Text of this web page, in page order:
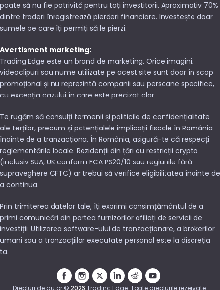
poate să nu fie potrivită pentru toți investitorii. Aproximativ 70%
dintre traderi înregistrează pierderi financiare. Investește doar
sumele pe care îți permiți să le pierzi.
Avertisment marketing:
Trading Edge este un brand de marketing. Orice imagini,
videoclipuri sau nume utilizate pe acest site sunt doar în scop
promoțional și nu reprezintă companii sau persoane specifice,
cu excepția cazului în care este precizat clar.
Te rugăm să consulți termenii și politicile de confidențialitate
ale terților, precum și potențialele implicații fiscale în România
înainte de a tranzacționa. În România, asigură-te că respecți
reglementările locale. Rezidenții din țări cu restricții crypto
(inclusiv SUA, UK conform FCA PS20/10 sau regiunile fără
supraveghere CFTC) ar trebui să verifice eligibilitatea înainte de
a continua.
Prin trimiterea datelor tale, îți exprimi consimțământul de a
primi comunicări din partea furnizorilor afiliați de servicii de
investiții. Utilizarea software-ului de tranzacționare, a brokerilor
umani sau a tranzacțiilor executate personal este la discreția
ta.
Drepturi de autor © 2026 Trading Edge. Toate drepturile rezervate.